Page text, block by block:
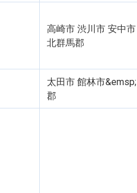
高崎市 渋川市 安中市
北群馬郡
太田市 館林市&emsp;
郡